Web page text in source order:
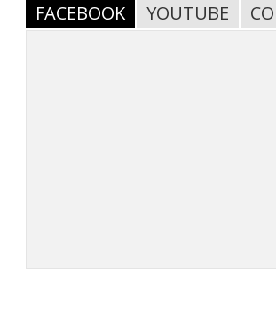
FACEBOOK YOUTUBE